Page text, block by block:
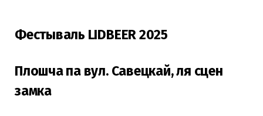
Фестываль LIDBEER 2025
Плошча па вул. Савецкай, ля сцен
замка